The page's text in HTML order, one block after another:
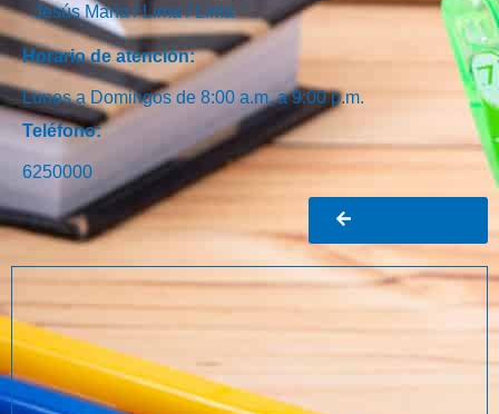
Jesús María /Lima /Lima
Horario de atención:
Lunes a Domingos de 8:00 a.m. a 9:00 p.m.
Teléfono:
6250000